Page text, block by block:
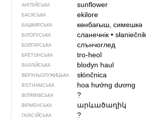
АНГЛІЙСЬКА sunflower
БАСКСЬКА ekilore
БАШКИРСЬКА көнбағыш, симешкә
БІЛОРУСЬКА сланечнік• słaniečnik
БОЛГАРСЬКА слънчоглед
БРЕТОНСЬКА tro-heol
ВАЛЛІЙСЬКА blodyn haul
ВЕРХНЬОЛУЖИЦЬКА słónčnica
В’ЄТНАМСЬКА hoa hướng dương
ВІЛЯМІВСЬКА ?
ВІРМЕНСЬКА արևածաղիկ
ГАЛІСІЙСЬКА ?